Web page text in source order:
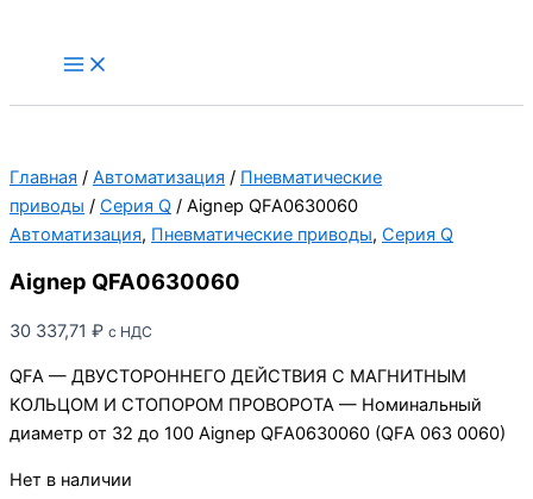
Main
Menu
Главная / Автоматизация / Пневматические
приводы / Серия Q / Aignep QFA0630060
Автоматизация, Пневматические приводы, Серия Q
Aignep QFA0630060
30 337,71 ₽ с НДС
QFA — ДВУСТОРОННЕГО ДЕЙСТВИЯ С МАГНИТНЫМ
КОЛЬЦОМ И СТОПОРОМ ПРОВОРОТА — Номинальный
диаметр от 32 до 100 Aignep QFA0630060 (QFA 063 0060)
Нет в наличии